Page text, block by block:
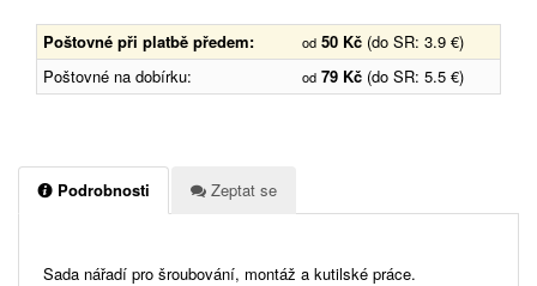
Poštovné při platbě předem: od 50 Kč (do SR: 3.9 €)
Poštovné na dobírku:
od 79 Kč (do SR: 5.5 €)
Podrobnosti Zeptat se
Sada nářadí pro šroubování, montáž a kutilské práce.